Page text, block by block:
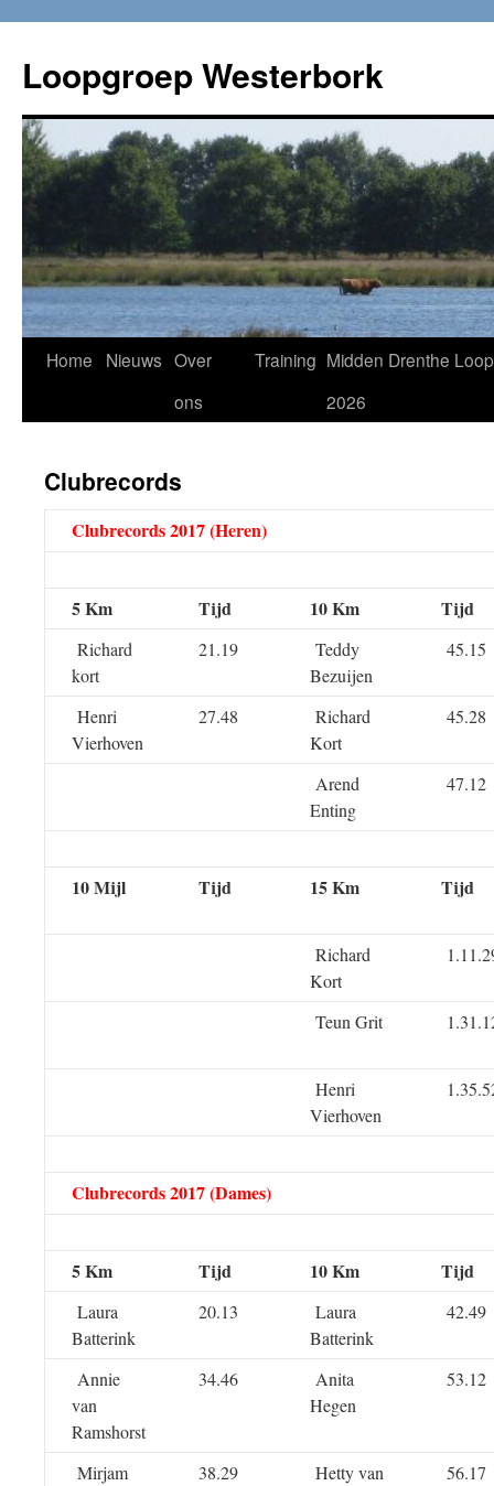
Loopgroep Westerbork
Home Nieuws Over
ons
Training Midden Drenthe Loop
2026
Clubrecords
Clubrecords 2017 (Heren)
5 Km Tijd 10 Km Tijd
Richard
kort
21.19
Teddy
Bezuijen
45.15
Henri
Vierhoven
27.48
Richard
Kort
45.28
Arend
Enting
47.12
10 Mijl Tijd 15 Km Tijd
Richard
Kort
Teun Grit
Henri
Vierhoven
Clubrecords 2017 (Dames)
5 Km Tijd 10 Km Tijd
Laura
Batterink
20.13
Laura
Batterink
42.49
Annie
van
Ramshorst
34.46
Anita
Hegen
53.12
Mirjam
38.29
Hetty van
56.17